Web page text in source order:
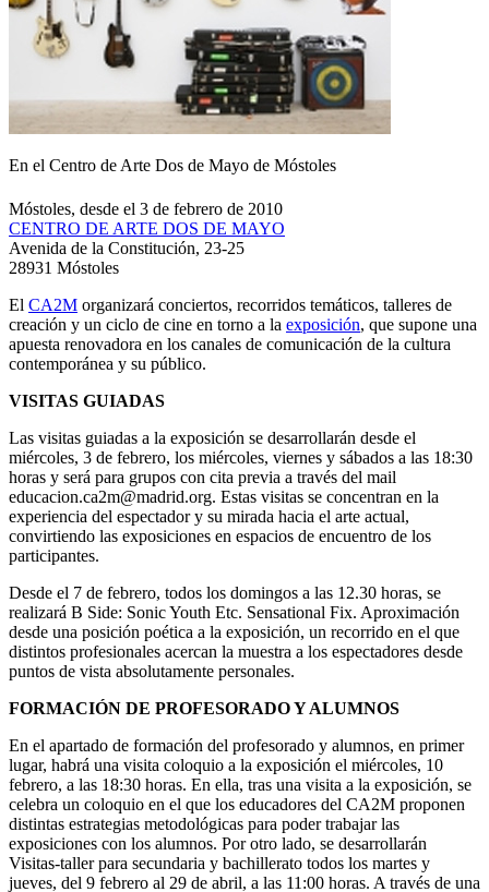
En el Centro de Arte Dos de Mayo de Móstoles
Móstoles, desde el 3 de febrero de 2010
CENTRO DE ARTE DOS DE MAYO
Avenida de la Constitución, 23-25
28931 Móstoles
El CA2M organizará conciertos, recorridos temáticos, talleres de
creación y un ciclo de cine en torno a la exposición, que supone una
apuesta renovadora en los canales de comunicación de la cultura
contemporánea y su público.
VISITAS GUIADAS
Las visitas guiadas a la exposición se desarrollarán desde el
miércoles, 3 de febrero, los miércoles, viernes y sábados a las 18:30
horas y será para grupos con cita previa a través del mail
educacion.ca2m@madrid.org. Estas visitas se concentran en la
experiencia del espectador y su mirada hacia el arte actual,
convirtiendo las exposiciones en espacios de encuentro de los
participantes.
Desde el 7 de febrero, todos los domingos a las 12.30 horas, se
realizará B Side: Sonic Youth Etc. Sensational Fix. Aproximación
desde una posición poética a la exposición, un recorrido en el que
distintos profesionales acercan la muestra a los espectadores desde
puntos de vista absolutamente personales.
FORMACIÓN DE PROFESORADO Y ALUMNOS
En el apartado de formación del profesorado y alumnos, en primer
lugar, habrá una visita coloquio a la exposición el miércoles, 10
febrero, a las 18:30 horas. En ella, tras una visita a la exposición, se
celebra un coloquio en el que los educadores del CA2M proponen
distintas estrategias metodológicas para poder trabajar las
exposiciones con los alumnos. Por otro lado, se desarrollarán
Visitas-taller para secundaria y bachillerato todos los martes y
jueves, del 9 febrero al 29 de abril, a las 11:00 horas. A través de una